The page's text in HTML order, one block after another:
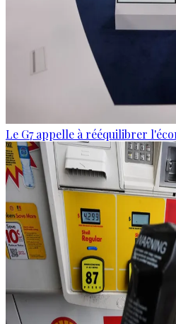
Le G7 appelle à rééquilibrer